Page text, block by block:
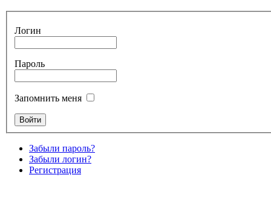
Логин
Пароль
Запомнить меня
Забыли пароль?
Забыли логин?
Регистрация